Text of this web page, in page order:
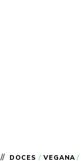
DOCES / VEGANA /